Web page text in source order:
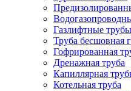
Газлифтные трубы
Труба бесшовная
Гофрированная
Дренажная труба
Капиллярная
Котельная труба